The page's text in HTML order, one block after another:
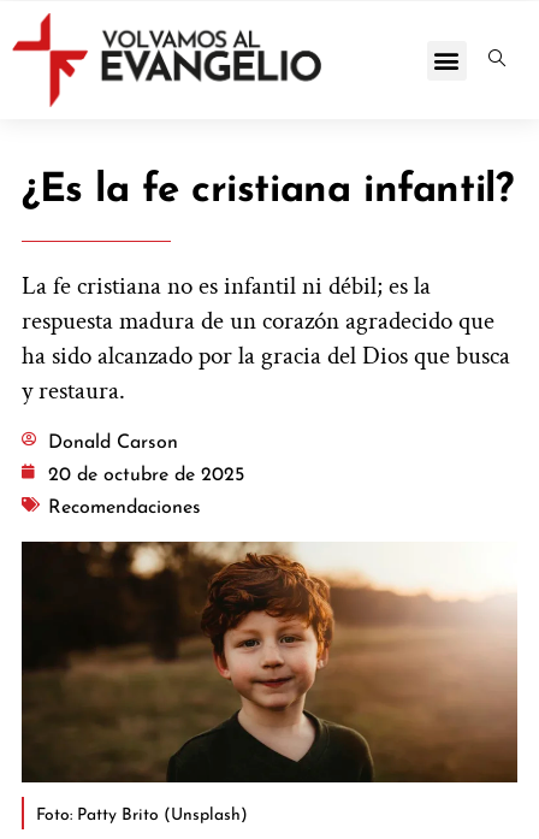
¿Es la fe cristiana infantil?
La fe cristiana no es infantil ni débil; es la
respuesta madura de un corazón agradecido que
ha sido alcanzado por la gracia del Dios que busca
y restaura.
Donald Carson
20 de octubre de 2025
Recomendaciones
Foto: Patty Brito (Unsplash)